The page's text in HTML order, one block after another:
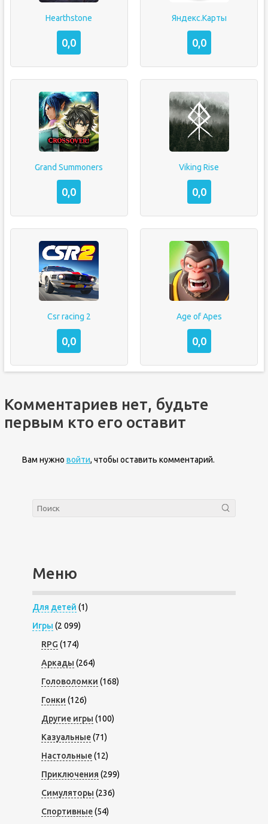
Hearthstone
0,0
Яндекс.Карты
0,0
Grand Summoners
0,0
Viking Rise
0,0
Csr racing 2
0,0
Age of Apes
0,0
Комментариев нет, будьте
первым кто его оставит
Вам нужно войти, чтобы оставить комментарий.
Меню
Для детей (1)
Игры (2 099)
RPG (174)
Аркады (264)
Головоломки (168)
Гонки (126)
Другие игры (100)
Казуальные(71)
Настольные(12)
Приключения (299)
Симуляторы (236)
Спортивные(54)